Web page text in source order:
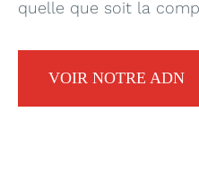
quelle que soit la
VOIR NOTRE ADN